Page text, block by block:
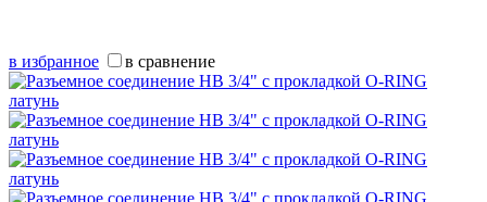
в избранное в сравнение